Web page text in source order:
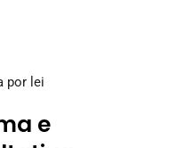
por lei
e